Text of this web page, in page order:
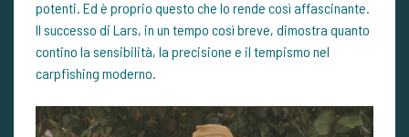
potenti. Ed è proprio questo che lo rende così affascinante.
Il successo di Lars, in un tempo così breve, dimostra quanto
contino la sensibilità, la precisione e il tempismo nel
carpfishing moderno.